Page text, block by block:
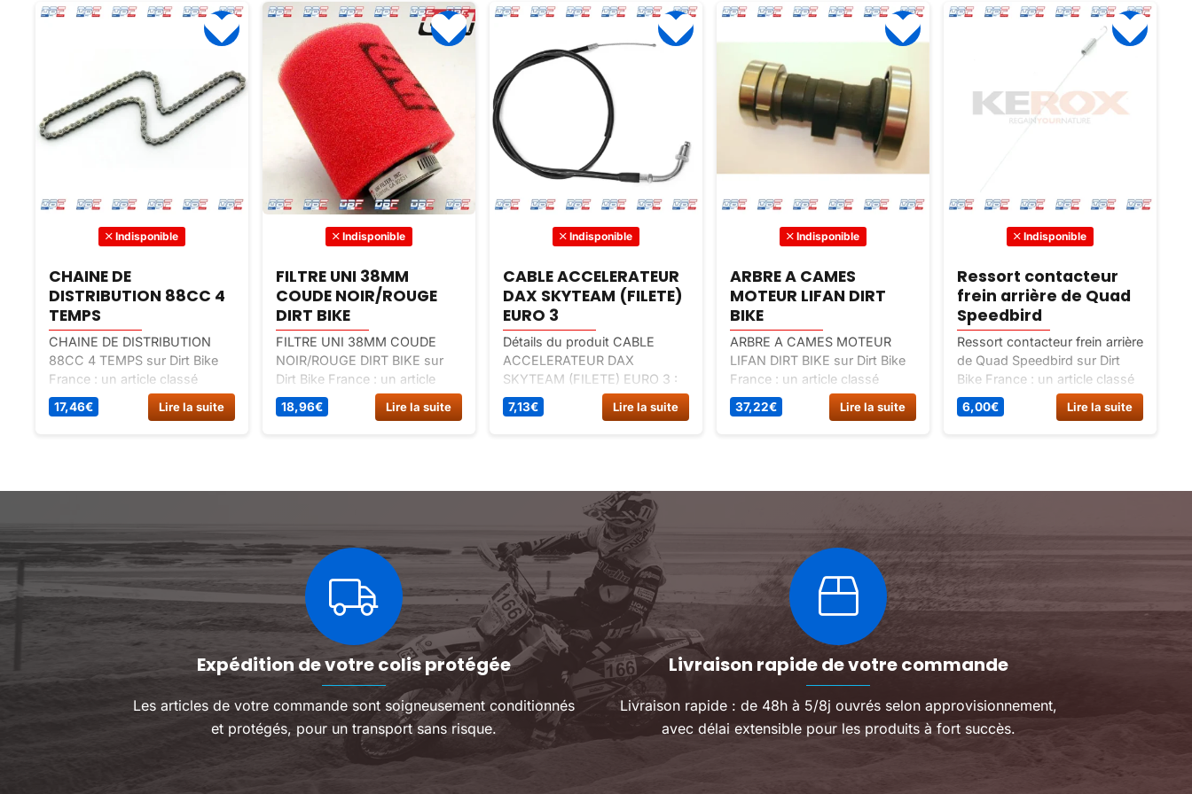
Indisponible
FILTRE UNI 38MM
COUDE NOIR/ROUGE
DIRT BIKE
FILTRE UNI 38MM COUDE
NOIR/ROUGE DIRT BIKE sur
Dirt Bike France : un article
classé pièces détachées dirt
bike, spécial carburation-
18,96€ Lire la suite
Indisponible
CABLE ACCELERATEUR
DAX SKYTEAM (FILETE)
EURO 3
Détails du produit CABLE
ACCELERATEUR DAX
SKYTEAM (FILETE) EURO 3 :
CABLE ACCELERATEUR DAX
SKYTEAM EURO 3(FILETE)
7,13€ Lire la suite
Indisponible
ARBRE A CAMES
MOTEUR LIFAN DIRT
BIKE
ARBRE A CAMES MOTEUR
LIFAN DIRT BIKE sur Dirt Bike
France : un article classé
pièces détachées dirt bike,
spécial moteur haut et bas
37,22 Lire la suite
Indisponible
Ressort contacteur
frein arrière de Quad
Speedbird
Ressort contacteur frein arrière
de Quad Speedbird sur Dirt
Bike France : un article classé
Pieces detachees / pieces
quad / chassis.
6,00€ Lire la suite
Indisponible
JOINT TORIQUE 13.8 X
2.5 DAX MONKEY
GORILLA SKYTEAM
JOINT TORIQUE 13.8 X 2.5
DAX MONKEY GORILLA
SKYTEAM sur Dirt Bike France
: un article classé pièces
détachées gorilla.
0,80€ Lire la suite
Expédition de votre colis protégée
Les articles de votre commande sont soigneusement conditionnés
et protégés, pour un transport sans risque.
Livraison rapide de votre commande
Livraison rapide : de 48h à 5/8j ouvrés selon approvisionnement,
avec délai extensible pour les produits à fort succès.